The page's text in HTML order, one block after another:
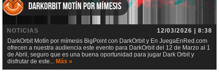
DarkOrbit Motín por mímesis
NOTICIAS
12/03/2026 | 8:38
DarkOrbit Motín por mímesis BigPoint con DarkOrbit y En JuegaEnRed.com
ofrecen a nuestra audiencia este evento para DarkOrbit del 12 de Marzo al 1
de Abril, seguro que es una buena oportunidad para jugar Dark Orbit y
disfrutar de este... Más »